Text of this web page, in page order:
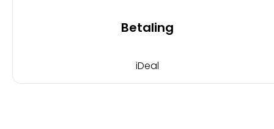
Betaling
iDeal